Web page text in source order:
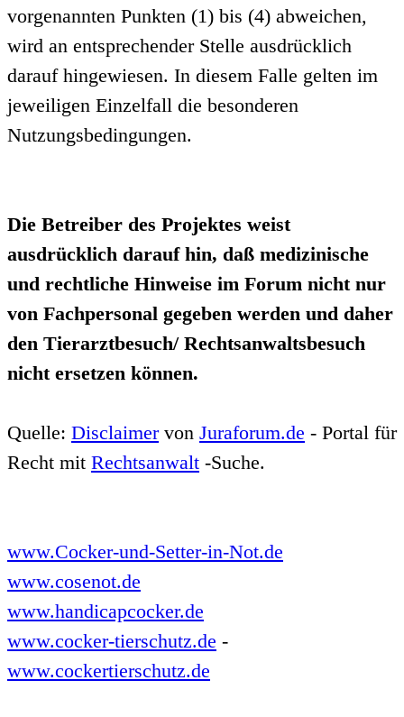
vorgenannten Punkten (1) bis (4) abweichen,
wird an entsprechender Stelle ausdrücklich
darauf hingewiesen. In diesem Falle gelten im
jeweiligen Einzelfall die besonderen
Nutzungsbedingungen.
Die Betreiber des Projektes weist
ausdrücklich darauf hin, daß medizinische
und rechtliche Hinweise im Forum nicht nur
von Fachpersonal gegeben werden und daher
den Tierarztbesuch/ Rechtsanwaltsbesuch
nicht ersetzen können.
Quelle: Disclaimervon Juraforum.de - Portal für
Recht mit Rechtsanwalt -Suche.
www.Cocker-und-Setter-in-Not.de
www.cosenot.de
www.handicapcocker.de
www.cocker-tierschutz.de -
www.cockertierschutz.de